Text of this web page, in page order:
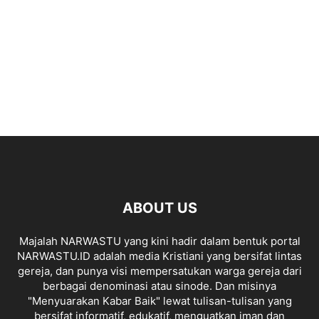
ABOUT US
Majalah NARWASTU yang kini hadir dalam bentuk portal
NARWASTU.ID adalah media Kristiani yang bersifat lintas
gereja, dan punya visi mempersatukan warga gereja dari
berbagai denominasi atau sinode. Dan misinya
"Menyuarakan Kabar Baik" lewat tulisan-tulisan yang
bersifat informatif, edukatif, menguatkan iman dan